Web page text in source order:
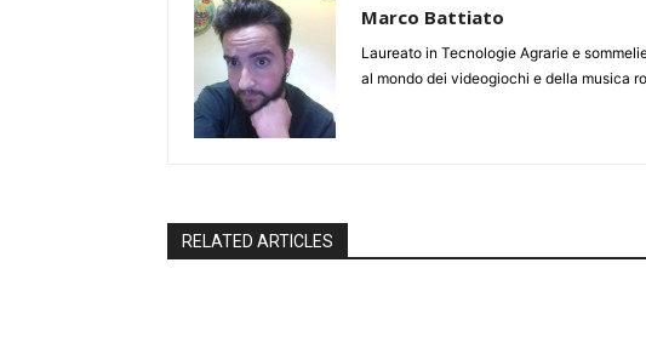
Marco Battiato
Laureato in Tecnologie Agrarie e
al mondo dei videogiochi e della musica
RELATED ARTICLES